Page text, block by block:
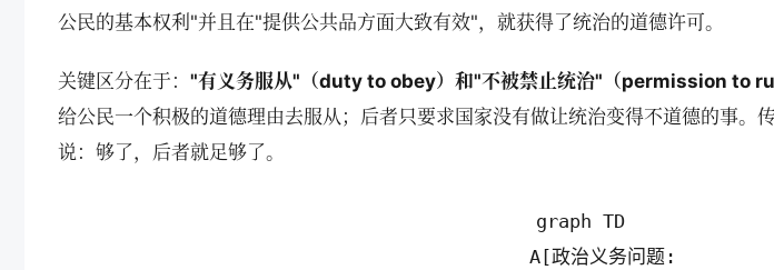
公民的基本权利"并且在"提供公共品方面大致有效"，就获得了统治的道德许可。
关键区分在于： "有义务服从"（duty to obey）和"不被禁止统治"（permission to
给公民一个积极的道德理由去服从；后者只要求国家没有做让统治变得不道德的事。
说：够了，后者就足够了。
graph TD
    A[政治义务问题: